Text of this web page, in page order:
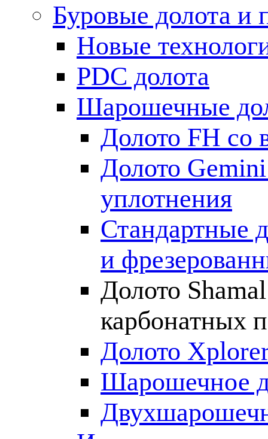
Буровые долота и
Новые
PDC долота
Шарошечные
Долото FH со
Долото
уплотнения
Стандартные
и
Долото
карбонатных
Долото
Шарошечное